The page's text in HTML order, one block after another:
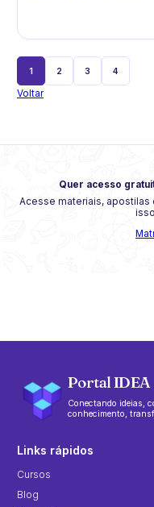
1 2 3 4
Voltar
Quer acesso
Acesse materiais, apostilas
Portal IDEA
Conectando ideias,
conhecimento,
Links rápidos
Cursos
Blog